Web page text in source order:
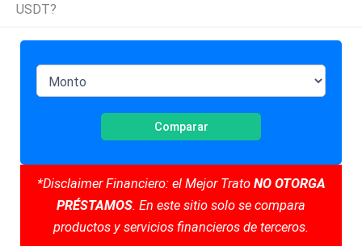
USDT?
Comparar
*Disclaimer Financiero: el Mejor Trato NO OTORGA
PRÉSTAMOS. En este sitio solo se compara
productos y servicios financieros de terceros.